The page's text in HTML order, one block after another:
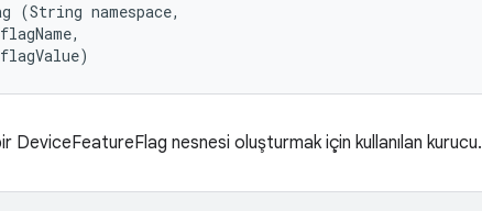
(String namespace,
DeviceFeatureFlag nesnesi oluşturmak için kullanılan kurucu.